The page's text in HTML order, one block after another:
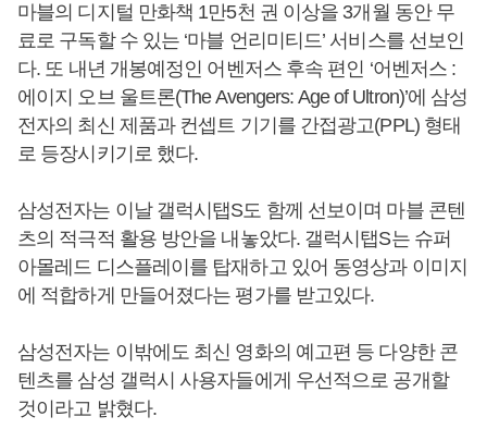
마블의 디지털 만화책 1만5천 권 이상을 3개월 동안 무
료로 구독할 수 있는 ‘마블 언리미티드’ 서비스를 선보인
다. 또 내년 개봉예정인 어벤저스 후속 편인 ‘어벤저스 :
에이지 오브 울트론(The Avengers: Age of Ultron)’에 삼성
전자의 최신 제품과 컨셉트 기기를 간접광고(PPL) 형태
로 등장시키기로 했다.
삼성전자는 이날 갤럭시탭S도 함께 선보이며 마블 콘텐
츠의 적극적 활용 방안을 내놓았다. 갤럭시탭S는 슈퍼
아몰레드 디스플레이를 탑재하고 있어 동영상과 이미지
에 적합하게 만들어졌다는 평가를 받고있다.
삼성전자는 이밖에도 최신 영화의 예고편 등 다양한 콘
텐츠를 삼성 갤럭시 사용자들에게 우선적으로 공개할
것이라고 밝혔다.